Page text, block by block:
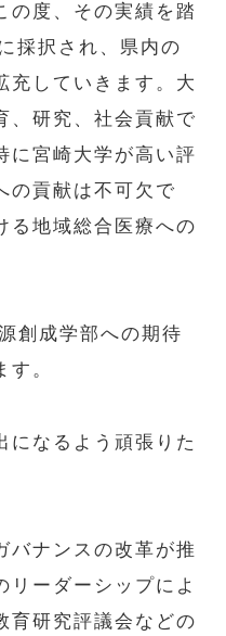
の度、その実績を踏
採択され、県内の
充していきます。大
、研究、社会貢献で
に宮崎大学が高い評
の貢献は不可欠で
る地域総合医療への
創成学部への期待
。
になるよう頑張りた
バナンスの改革が推
リーダーシップによ
育研究評議会などの